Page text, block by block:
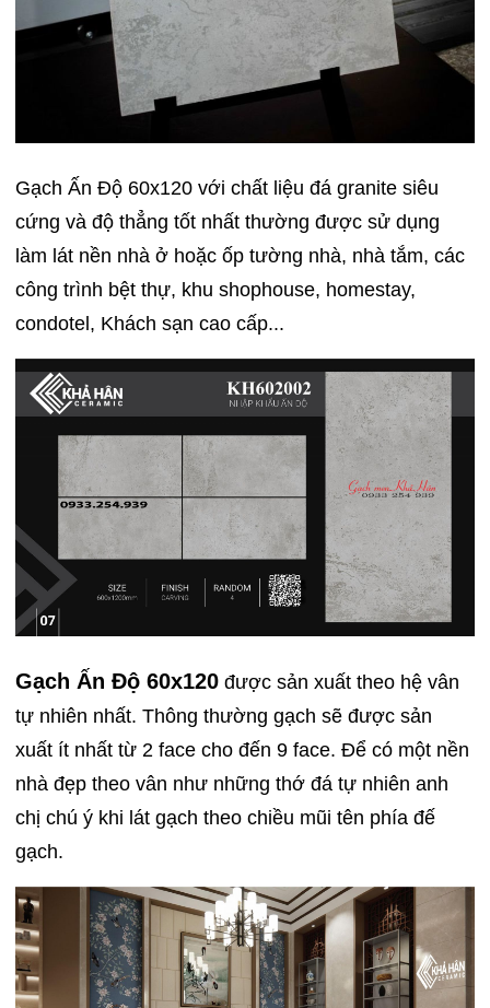
Gạch Ấn Độ 60x120 với chất liệu đá granite siêu
cứng và độ thẳng tốt nhất thường được sử dụng
làm lát nền nhà ở hoặc ốp tường nhà, nhà tắm, các
công trình bệt thự, khu shophouse, homestay,
condotel, Khách sạn cao cấp...
Gạch Ấn Độ 60x120 được sản xuất theo hệ vân
tự nhiên nhất. Thông thường gạch sẽ được sản
xuất ít nhất từ 2 face cho đến 9 face. Để có một nền
nhà đẹp theo vân như những thớ đá tự nhiên anh
chị chú ý khi lát gạch theo chiều mũi tên phía đế
gạch.